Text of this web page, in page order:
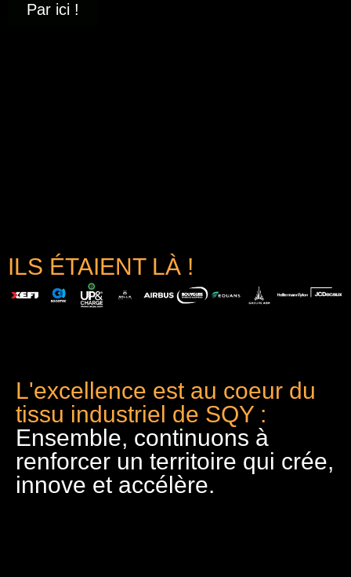
Par ici !
ILS ÉTAIENT LÀ !
L'excellence est au coeur du
tissu industriel de SQY :
Ensemble, continuons à
renforcer un territoire qui crée,
innove et accélère.